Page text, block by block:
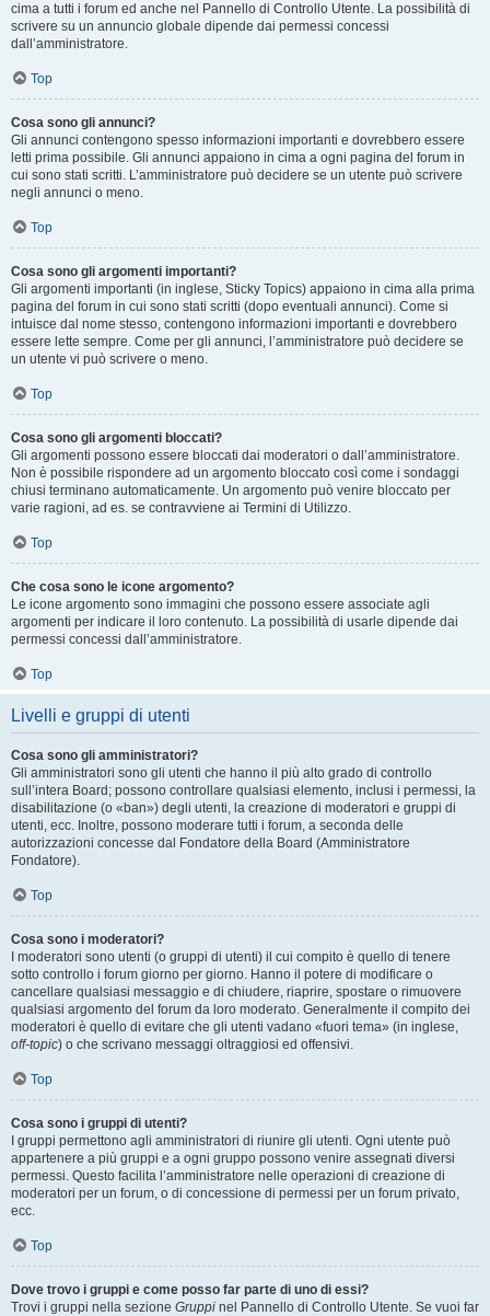
cima a tutti i forum ed anche nel Pannello di Controllo Utente. La possibilità di
scrivere su un annuncio globale dipende dai permessi concessi
dall’amministratore.
Top
Cosa sono gli annunci?
Gli annunci contengono spesso informazioni importanti e dovrebbero essere
letti prima possibile. Gli annunci appaiono in cima a ogni pagina del forum in
cui sono stati scritti. L’amministratore può decidere se un utente può scrivere
negli annunci o meno.
Top
Cosa sono gli argomenti importanti?
Gli argomenti importanti (in inglese, Sticky Topics) appaiono in cima alla prima
pagina del forum in cui sono stati scritti (dopo eventuali annunci). Come si
intuisce dal nome stesso, contengono informazioni importanti e dovrebbero
essere lette sempre. Come per gli annunci, l’amministratore può decidere se
un utente vi può scrivere o meno.
Top
Cosa sono gli argomenti bloccati?
Gli argomenti possono essere bloccati dai moderatori o dall’amministratore.
Non è possibile rispondere ad un argomento bloccato così come i sondaggi
chiusi terminano automaticamente. Un argomento può venire bloccato per
varie ragioni, ad es. se contravviene ai Termini di Utilizzo.
Top
Che cosa sono le icone argomento?
Le icone argomento sono immagini che possono essere associate agli
argomenti per indicare il loro contenuto. La possibilità di usarle dipende dai
permessi concessi dall’amministratore.
Top
Livelli e gruppi di utenti
Cosa sono gli amministratori?
Gli amministratori sono gli utenti che hanno il più alto grado di controllo
sull’intera Board; possono controllare qualsiasi elemento, inclusi i permessi, la
disabilitazione (o «ban») degli utenti, la creazione di moderatori e gruppi di
utenti, ecc. Inoltre, possono moderare tutti i forum, a seconda delle
autorizzazioni concesse dal Fondatore della Board (Amministratore
Fondatore).
Top
Cosa sono i moderatori?
I moderatori sono utenti (o gruppi di utenti) il cui compito è quello di tenere
sotto controllo i forum giorno per giorno. Hanno il potere di modificare o
cancellare qualsiasi messaggio e di chiudere, riaprire, spostare o rimuovere
qualsiasi argomento del forum da loro moderato. Generalmente il compito dei
moderatori è quello di evitare che gli utenti vadano «fuori tema» (in inglese,
off-topic) o che scrivano messaggi oltraggiosi ed offensivi.
Top
Cosa sono i gruppi di utenti?
I gruppi permettono agli amministratori di riunire gli utenti. Ogni utente può
appartenere a più gruppi e a ogni gruppo possono venire assegnati diversi
permessi. Questo facilita l’amministratore nelle operazioni di creazione di
moderatori per un forum, o di concessione di permessi per un forum privato,
ecc.
Top
Dove trovo i gruppi e come posso far parte di uno di essi?
Trovi i gruppi nella sezione Gruppi nel Pannello di Controllo Utente. Se vuoi far